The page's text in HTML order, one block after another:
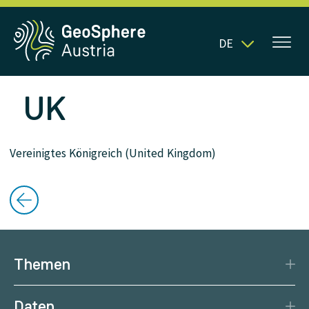
DE
UK
Vereinigtes Königreich (United Kingdom)
Themen